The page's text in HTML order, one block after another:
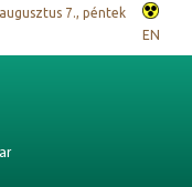
7., péntek
EN